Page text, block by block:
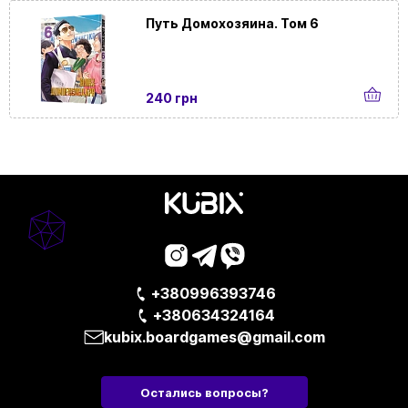
Подарочные
Для
событий и
Путь Домохозяина. Том 6
240 грн
+380996393746
+380634324164
kubix.boardgames@gmail.com
Остались вопросы?